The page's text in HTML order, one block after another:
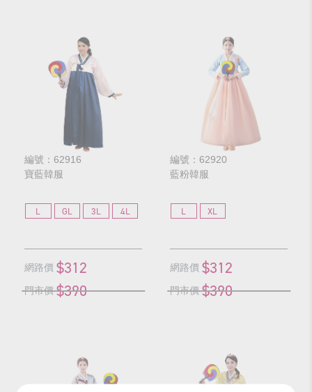
編號：62916
寶藍韓服
L GL 3L 4L
網路價 $312
門市價 $390
編號：62920
藍粉韓服
L XL
網路價 $312
門市價 $390